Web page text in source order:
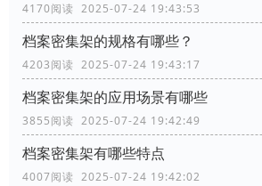
4170阅读 2025-07-24 19:43:53
档案密集架的规格有哪些？
4203阅读 2025-07-24 19:43:17
档案密集架的应用场景有哪些
3855阅读 2025-07-24 19:42:49
档案密集架有哪些特点
4007阅读 2025-07-24 19:42:02